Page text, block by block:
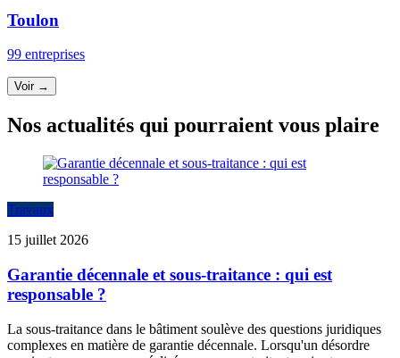
Toulon
99 entreprises
Voir →
Nos actualités qui pourraient vous plaire
Travaux
15 juillet 2026
Garantie décennale et sous-traitance : qui est
responsable ?
La sous-traitance dans le bâtiment soulève des questions juridiques
complexes en matière de garantie décennale. Lorsqu'un désordre